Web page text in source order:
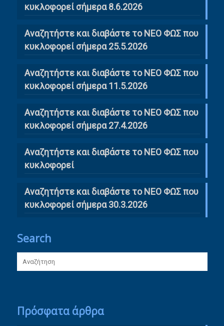
κυκλοφορεί σήμερα 8.6.2026
Αναζητήστε και διαβάστε το ΝΕΟ ΦΩΣ που
κυκλοφορεί σήμερα 25.5.2026
Αναζητήστε και διαβάστε το ΝΕΟ ΦΩΣ που
κυκλοφορεί σήμερα 11.5.2026
Αναζητήστε και διαβάστε το ΝΕΟ ΦΩΣ που
κυκλοφορεί σήμερα 27.4.2026
Αναζητήστε και διαβάστε το ΝΕΟ ΦΩΣ που
κυκλοφορεί
Αναζητήστε και διαβάστε το ΝΕΟ ΦΩΣ που
κυκλοφορεί σήμερα 30.3.2026
Search
Πρόσφατα άρθρα